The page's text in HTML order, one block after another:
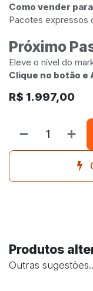
Como vender
Pacotes expressos
Próximo
Eleve o nível do
Clique no botão e
R$ 1.997,00
Produtos
Outras